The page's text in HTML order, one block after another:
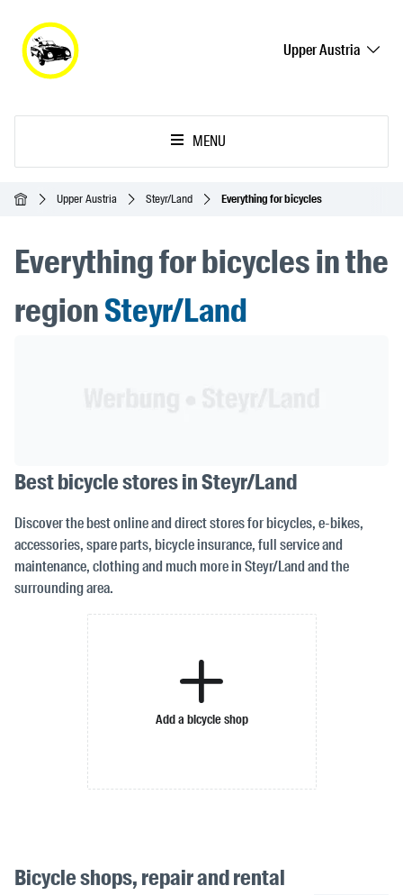
Upper Austria
MENU
HomepageUpper Austria Steyr/Land Everything for bicycles
Everything for bicycles in the
regionSteyr/Land
Best bicycle stores in Steyr/Land
Discover the best online and direct stores for bicycles, e-bikes,
accessories, spare parts, bicycle insurance, full service and
maintenance, clothing and much more in Steyr/Land and the
surrounding area.
Add a bicycle shop
Bicycle shops, repair and rental